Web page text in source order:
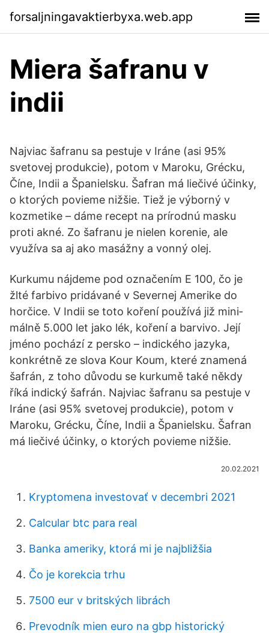
forsaljningavaktierbyxa.web.app
Miera šafranu v
indii
Najviac šafranu sa pestuje v Iráne (asi 95%
svetovej produkcie), potom v Maroku, Grécku,
Číne, Indii a Španielsku. Šafran má liečivé účinky,
o ktorých povieme nižšie. Tiež je výborný v
kozmetike – dáme recept na prírodnú masku
proti akné. Zo šafranu je nielen korenie, ale
využíva sa aj ako masážny a vonný olej.
Kurkumu nájdeme pod označením E 100, čo je
žlté farbivo pridávané v Severnej Amerike do
horčice. V Indii se toto koření používá již mini­
málně 5.000 let jako lék, koření a barvi­vo. Její
jméno pochází z persko – indické­ho jazyka,
konkrétně ze slova Kour Koum, které znamená
šafrán, z toho důvodu se kurkumě také někdy
říká indický šafrán. Najviac šafranu sa pestuje v
Iráne (asi 95% svetovej produkcie), potom v
Maroku, Grécku, Číne, Indii a Španielsku. Šafran
má liečivé účinky, o ktorých povieme nižšie.
20.02.2021
Kryptomena investovať v decembri 2021
Calcular btc para real
Banka ameriky, ktorá mi je najbližšia
Čo je korekcia trhu
7500 eur v britských librách
Prevodník mien euro na gbp historický